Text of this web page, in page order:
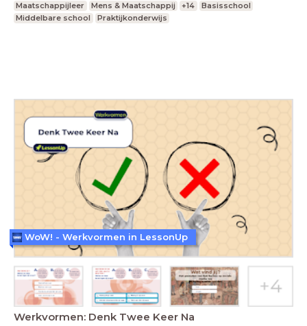
Maatschappijleer Mens & Maatschappij +14
Basisschool
Middelbare school
Praktijkonderwijs
Werkvormen: Denk Twee Keer Na
WoW! - Werkvormen in LessonUp